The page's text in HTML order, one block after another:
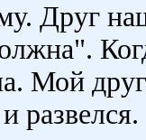
Друг
Мой
развелся.